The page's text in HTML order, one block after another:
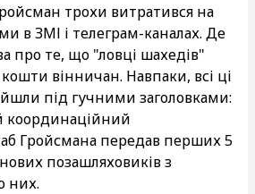
трохи витратився на
в ЗМІ і телеграм-каналах. Де
про те, що "ловці шахедів"
вінничан. Навпаки, всі ці
під гучними заголовками:
координаційний
Гройсмана передав перших 5
позашляховиків з
них.